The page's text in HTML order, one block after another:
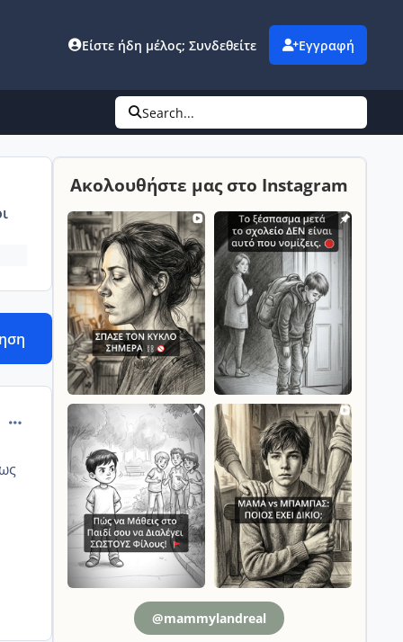
Είστε ήδη μέλος; Συνδεθείτε Εγγραφή
Search...
comment_13068
Ακολουθήστε μας στο Instagram
@mammylandreal